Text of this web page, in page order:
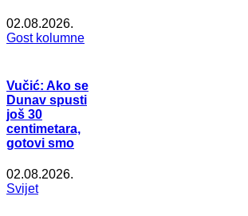
02.08.2026.
Gost kolumne
Vučić: Ako se
Dunav spusti
još 30
centimetara,
gotovi smo
02.08.2026.
Svijet